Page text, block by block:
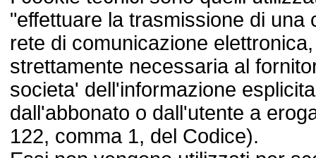
"effettuare la trasmissione di una
rete di comunicazione
strettamente necessaria al
societa' dell'informazione
dall'abbonato o dall'utente a
122, comma 1, del Codice).